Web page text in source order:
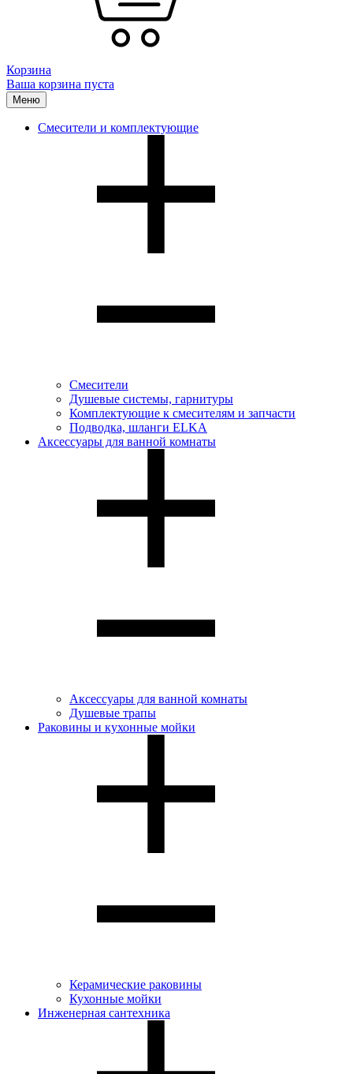
Корзина
Ваша корзина пуста
Меню
Смесители и комплектующие
Смесители
Душевые системы, гарнитуры
Комплектующие к смесителям и запчасти
Подводка, шланги ELKA
Аксессуары для ванной комнаты
Аксессуары для ванной комнаты
Душевые трапы
Раковины и кухонные мойки
Керамические раковины
Кухонные мойки
Инженерная сантехника